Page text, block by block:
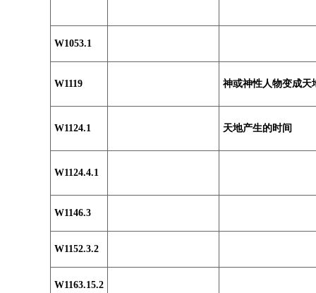
W1053.1
W1119 神或神性人物变成天
W1124.1 天地产生的时间
W1124.4.1
W1146.3
W1152.3.2
W1163.15.2